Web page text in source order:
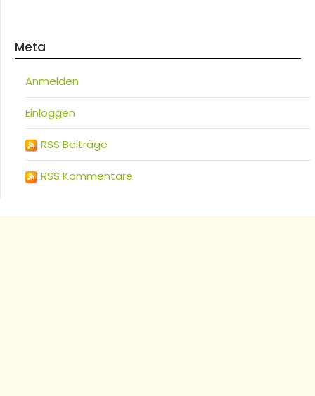
Meta
Anmelden
Einloggen
RSS Beiträge
RSS Kommentare